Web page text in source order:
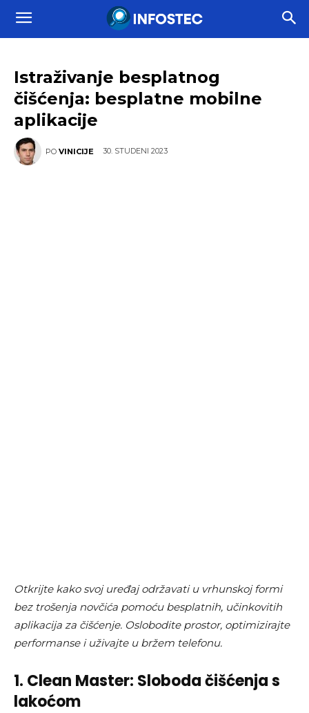
Istraživanje besplatnog
čišćenja: besplatne mobilne
aplikacije
PO VINICIJE 30. STUDENI 2023
Otkrijte kako svoj uređaj održavati u vrhunskoj formi
bez trošenja novčića pomoću besplatnih, učinkovitih
aplikacija za čišćenje. Oslobodite prostor, optimizirajte
performanse i uživajte u bržem telefonu.
1. Clean Master: Sloboda čišćenja s
lakoćom